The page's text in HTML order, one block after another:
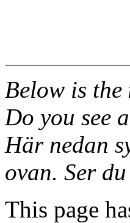
Below is the
Do you see
Här nedan
ovan. Ser
This page